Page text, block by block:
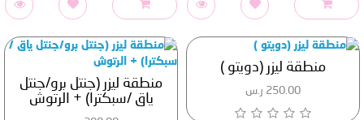
منطقة ليزر (دويتو )
250.00 ر.س
منطقة ليزر (جنتل برو/جنتل
ياق /سبكترا) + الرتوش